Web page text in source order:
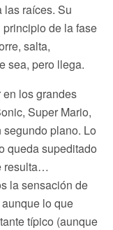
las raíces. Su
de la fase
salta,
sea, pero llega.
los grandes
Super Mario,
plano. Lo
queda supeditado
resulta…
la sensación de
lo que
típico (aunque